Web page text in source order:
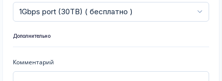
Дополнительно
Комментарий